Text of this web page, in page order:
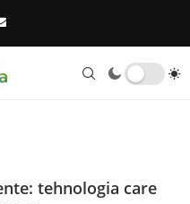
tehnologia care